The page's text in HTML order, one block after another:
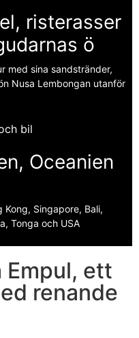
risterasser
ö
med sina sandstränder,
Nusa Lembongan utanför
Oceanien
Kong, Singapore, Bali,
Tonga och USA
ett
renande